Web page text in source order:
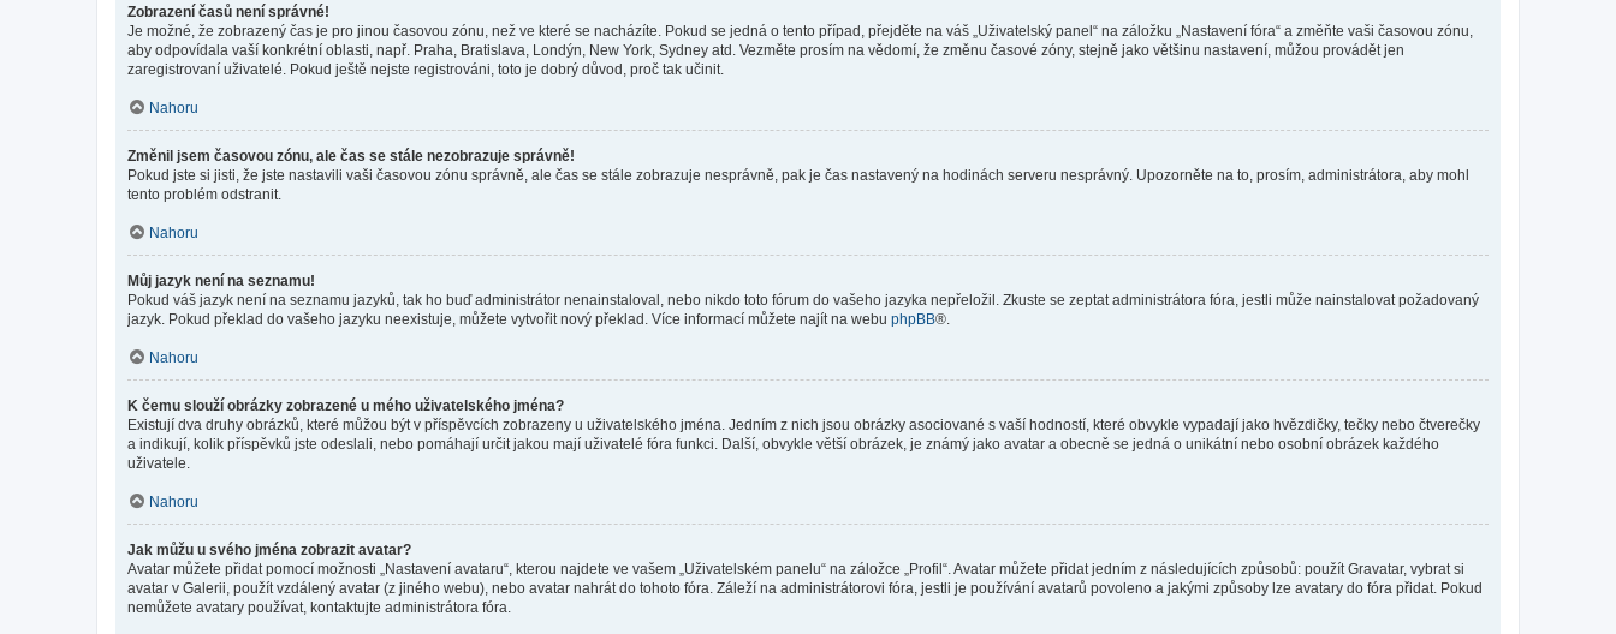
Zobrazení časů není správné!
Je možné, že zobrazený čas je pro jinou časovou zónu, než ve které se nacházíte. Pokud se jedná o tento případ, přejděte na váš „Uživatelský panel“ na záložku „Nastavení fóra“ a změňte vaši časovou zónu,
aby odpovídala vaší konkrétní oblasti, např. Praha, Bratislava, Londýn, New York, Sydney atd. Vezměte prosím na vědomí, že změnu časové zóny, stejně jako většinu nastavení, můžou provádět jen
zaregistrovaní uživatelé. Pokud ještě nejste registrováni, toto je dobrý důvod, proč tak učinit.
Nahoru
Změnil jsem časovou zónu, ale čas se stále nezobrazuje správně!
Pokud jste si jisti, že jste nastavili vaši časovou zónu správně, ale čas se stále zobrazuje nesprávně, pak je čas nastavený na hodinách serveru nesprávný. Upozorněte na to, prosím, administrátora, aby mohl
tento problém odstranit.
Nahoru
Můj jazyk není na seznamu!
Pokud váš jazyk není na seznamu jazyků, tak ho buď administrátor nenainstaloval, nebo nikdo toto fórum do vašeho jazyka nepřeložil. Zkuste se zeptat administrátora fóra, jestli může nainstalovat požadovaný
jazyk. Pokud překlad do vašeho jazyku neexistuje, můžete vytvořit nový překlad. Více informací můžete najít na webu phpBB®.
Nahoru
K čemu slouží obrázky zobrazené u mého uživatelského jména?
Existují dva druhy obrázků, které můžou být v příspěvcích zobrazeny u uživatelského jména. Jedním z nich jsou obrázky asociované s vaší hodností, které obvykle vypadají jako hvězdičky, tečky nebo čtverečky
a indikují, kolik příspěvků jste odeslali, nebo pomáhají určit jakou mají uživatelé fóra funkci. Další, obvykle větší obrázek, je známý jako avatar a obecně se jedná o unikátní nebo osobní obrázek každého
uživatele.
Nahoru
Jak můžu u svého jména zobrazit avatar?
Avatar můžete přidat pomocí možnosti „Nastavení avataru“, kterou najdete ve vašem „Uživatelském panelu“ na záložce „Profil“. Avatar můžete přidat jedním z následujících způsobů: použít Gravatar, vybrat si
avatar v Galerii, použít vzdálený avatar (z jiného webu), nebo avatar nahrát do tohoto fóra. Záleží na administrátorovi fóra, jestli je používání avatarů povoleno a jakými způsoby lze avatary do fóra přidat. Pokud
nemůžete avatary používat, kontaktujte administrátora fóra.